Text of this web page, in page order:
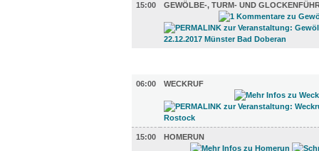
15:00 GEWÖLBE-, TURM- UND
06:00
WECKRUF
15:00 HOMERUN